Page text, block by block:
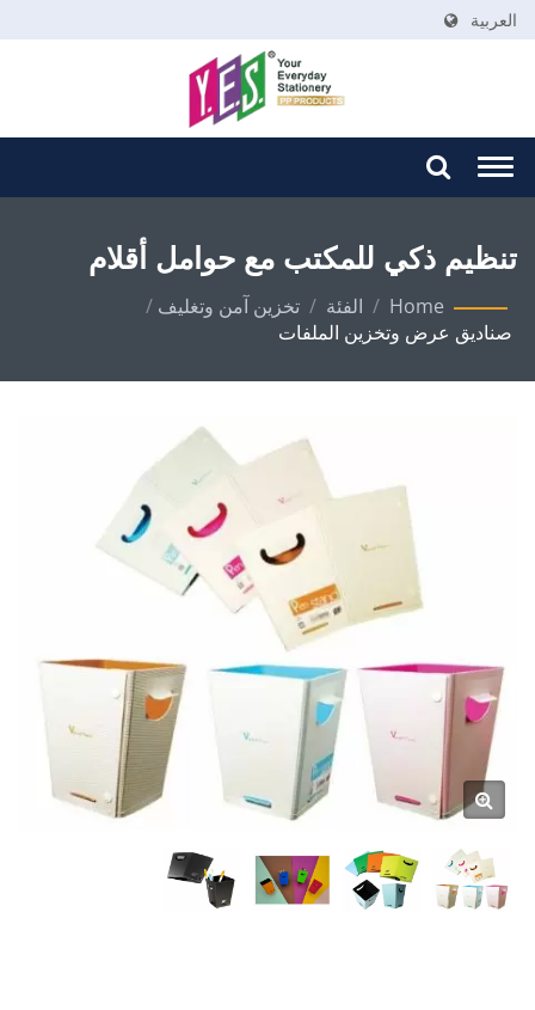
العربية
تنظيم ذكي للمكتب مع حوامل أقلام
مصنوعة من PP مستدامة
Home
/ الفئة / تخزين آمن وتغليف /
صناديق عرض وتخزين الملفات